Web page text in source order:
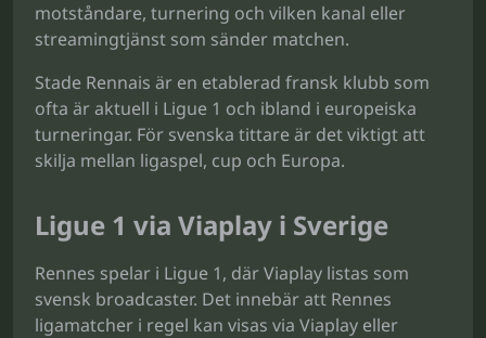
motståndare, turnering och vilken kanal eller
streamingtjänst som sänder matchen.
Stade Rennais är en etablerad fransk klubb som
ofta är aktuell i Ligue 1 och ibland i europeiska
turneringar. För svenska tittare är det viktigt att
skilja mellan ligaspel, cup och Europa.
Ligue 1 via Viaplay i Sverige
Rennes spelar i Ligue 1, där Viaplay listas som
svensk broadcaster. Det innebär att Rennes
ligamatcher i regel kan visas via Viaplay eller